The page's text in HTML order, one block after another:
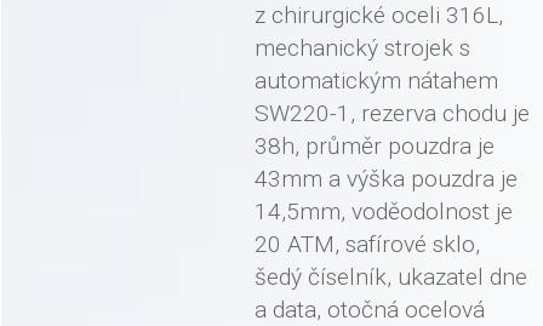
z chirurgické oceli 316L,
mechanický strojek s
automatickým nátahem
SW220-1, rezerva chodu je
38h, průměr pouzdra je
43mm a výška pouzdra je
14,5mm, voděodolnost je
20 ATM, safírové sklo,
šedý číselník, ukazatel dne
a data, otočná ocelová